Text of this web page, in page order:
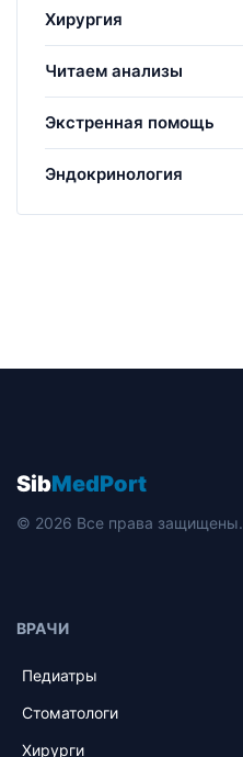
Хирургия
Читаем анализы
Экстренная помощь
Эндокринология
SibMedPort
© 2026 Все права защищены.
ВРАЧИ
Педиатры
Стоматологи
Хирурги